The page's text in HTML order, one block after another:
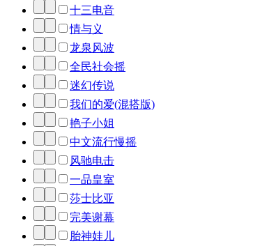
十三电音
情与义
龙泉风波
全民社会摇
迷幻传说
我们的爱(混搭版)
艳子小姐
中文流行慢摇
风驰电击
一品皇室
莎士比亚
完美谢幕
胎神娃儿